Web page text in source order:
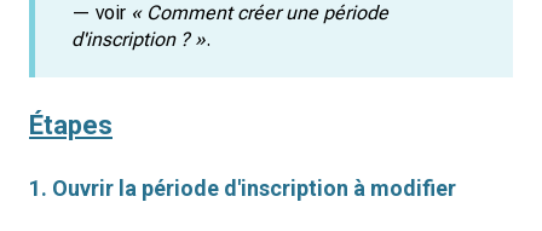
— voir « Comment créer une période
d'inscription ? ».
Étapes
1. Ouvrir la période d'inscription à modifier